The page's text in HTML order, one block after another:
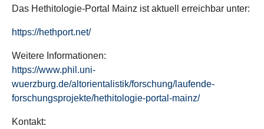
Das Hethitologie-Portal Mainz ist aktuell erreichbar unter:
https://hethport.net/
Weitere Informationen:
https://www.phil.uni-
wuerzburg.de/altorientalistik/forschung/laufende-
forschungsprojekte/hethitologie-portal-mainz/
Kontakt: